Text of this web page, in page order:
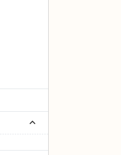
keyboard_arrow_up